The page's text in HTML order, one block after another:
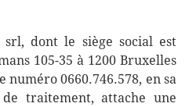
srl, dont le siège social est
105-35 à 1200 Bruxelles
numéro 0660.746.578, en sa
traitement, attache une